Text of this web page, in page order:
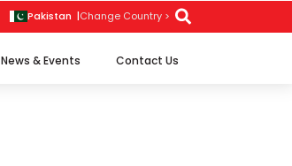
Pakistan |Change Country >
Search
News & Events Contact Us